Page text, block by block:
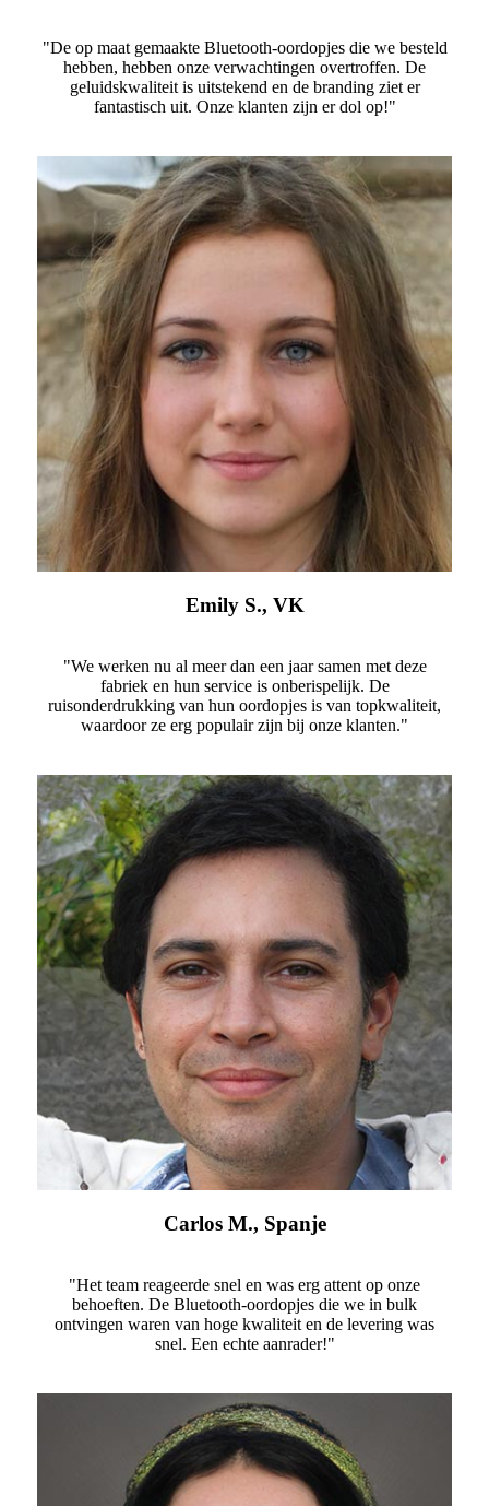
"De op maat gemaakte Bluetooth-oordopjes die we besteld
hebben, hebben onze verwachtingen overtroffen. De
geluidskwaliteit is uitstekend en de branding ziet er
fantastisch uit. Onze klanten zijn er dol op!"
Emily S., VK
"We werken nu al meer dan een jaar samen met deze
fabriek en hun service is onberispelijk. De
ruisonderdrukking van hun oordopjes is van topkwaliteit,
waardoor ze erg populair zijn bij onze klanten."
Carlos M., Spanje
"Het team reageerde snel en was erg attent op onze
behoeften. De Bluetooth-oordopjes die we in bulk
ontvingen waren van hoge kwaliteit en de levering was
snel. Een echte aanrader!"